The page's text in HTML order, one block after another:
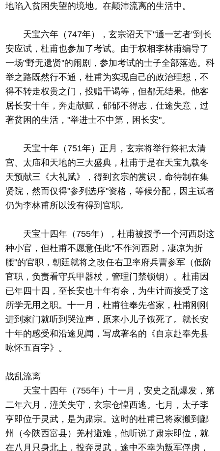
地陷入贫困失望的境地。在颠沛流离的生活中。
天宝六年（747年），玄宗诏天下"通一艺者"到长
安应试，杜甫也参加了考试。由于权相李林甫编导了
一场"野无遗贤"的闹剧，参加考试的士子全部落选。科
举之路既然行不通，杜甫为实现自己的政治理想，不
得不转走权贵之门，投赠干谒等，但都无结果。他客
居长安十年，奔走献赋，郁郁不得志，仕途失意，过
著贫困的生活，"举进士不中第，困长安"。
天宝十年（751年）正月，玄宗将举行祭祀太清
宫、太庙和天地的三大盛典，杜甫于是在天宝九载冬
天预献三《大礼赋》，得到玄宗的赏识，命待制在集
贤院，然而仅得"参列选序"资格，等候分配，因主试者
仍为李林甫所以没有得到官职。
天宝十四年（755年），杜甫被授予一个河西尉这
种小官，但杜甫不愿意任此"不作河西尉，凄凉为折
腰"的官职，朝廷就将之改任右卫率府兵曹参军（低阶
官职，负责看守兵甲器杖，管理门禁锁钥）。杜甫因
已年四十四，至长安也十年有余，为生计而接受了这
所学无用之职。十一月，杜甫往奉先省家，杜甫刚刚
进到家门就听到哭泣声，原来小儿子饿死了。就长安
十年的感受和沿途见闻，写成著名的《自京赴奉先县
咏怀五百字》。
战乱流离
天宝十四年（755年）十一月，安史之乱爆发，第
二年六月，潼关失守，玄宗仓惶西逃。七月，太子李
亨即位于灵武，是为肃宗。这时的杜甫已将家搬到鄜
州（今陕西富县）羌村避难，他听说了肃宗即位，就
在八月只身北上，投奔灵武，途中不幸为叛军俘虏，